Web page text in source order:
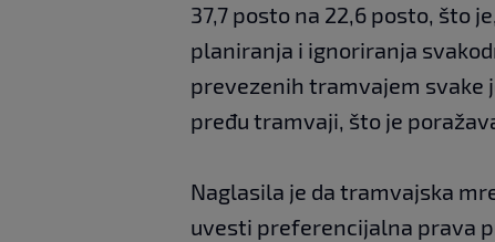
37,7 posto na 22,6 posto, što
planiranja i ignoriranja
prevezenih tramvajem svake
pređu tramvaji, što je
Naglasila je da tramvajska
uvesti preferencijalna prava